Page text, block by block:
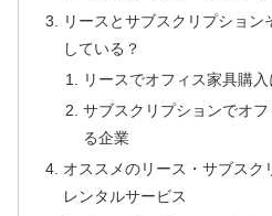
リースとサブスクリプション
している？
リースでオフィス家具購
サブスクリプションでオ
る企業
オススメのリース・サブスク
レンタルサービス